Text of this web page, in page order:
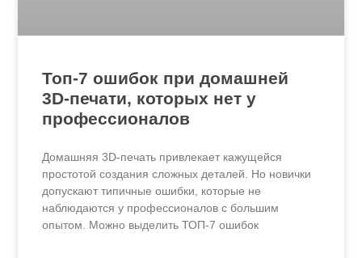
Топ-7 ошибок при домашней
3D-печати, которых нет у
профессионалов
Домашняя 3D-печать привлекает кажущейся
простотой создания сложных деталей. Но новички
допускают типичные ошибки, которые не
наблюдаются у профессионалов с большим
опытом. Можно выделить ТОП-7 ошибок